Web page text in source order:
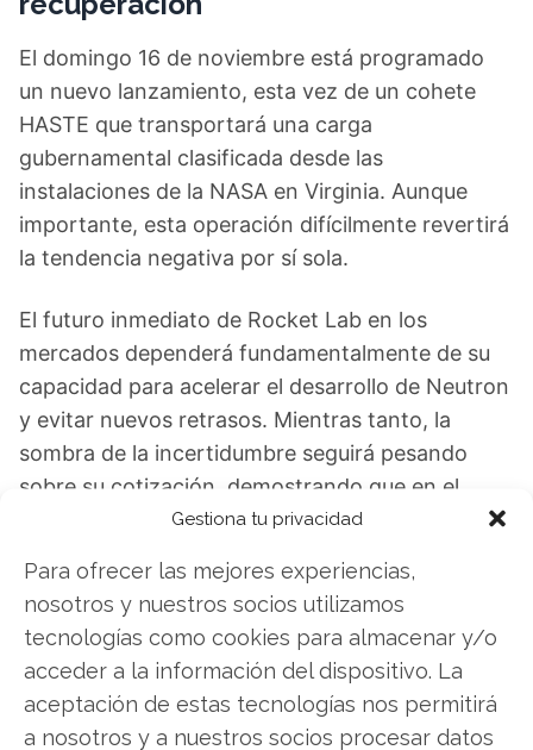
Gestiona tu privacidad
Para ofrecer las mejores experiencias,
nosotros y nuestros socios utilizamos
tecnologías como cookies para almacenar y/o
acceder a la información del dispositivo. La
aceptación de estas tecnologías nos permitirá
a nosotros y a nuestros socios procesar datos
El domingo 16 de noviembre está programado
un nuevo lanzamiento, esta vez de un cohete
HASTE que transportará una carga
gubernamental clasificada desde las
instalaciones de la NASA en Virginia. Aunque
importante, esta operación difícilmente revertirá
la tendencia negativa por sí sola.
El futuro inmediato de Rocket Lab en los
mercados dependerá fundamentalmente de su
capacidad para acelerar el desarrollo de Neutron
y evitar nuevos retrasos. Mientras tanto, la
sombra de la incertidumbre seguirá pesando
sobre su cotización, demostrando que en el
mundo de la inversión, a veces el futuro cuenta
estos incluyen llegar a Marte.
Rocket Lab USA: ¿Comprar o vender? El nuevo
Análisis de Rocket Lab USA del 7 de agosto
tiene la respuesta: